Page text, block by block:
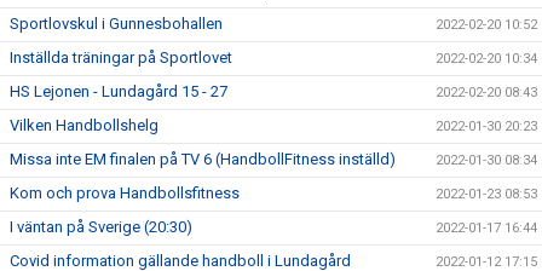
Sportlovskul i Gunnesbohallen 2022-02-20 10:52
Inställda träningar på Sportlovet 2022-02-20 10:34
HS Lejonen - Lundagård 15 - 27 2022-02-20 08:43
Vilken Handbollshelg 2022-01-30 20:23
Missa inte EM finalen på TV 6 (HandbollFitness inställd) 2022-01-30 08:34
Kom och prova Handbollsfitness 2022-01-23 08:53
I väntan på Sverige (20:30) 2022-01-17 16:44
Covid information gällande handboll i Lundagård 2022-01-12 17:15